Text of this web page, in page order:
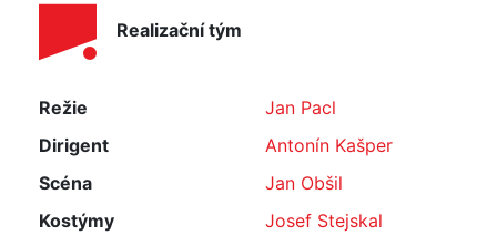
Realizační tým
Režie
Jan Pacl
Dirigent
Antonín Kašper
Scéna
Jan Obšil
Kostýmy
Josef Stejskal